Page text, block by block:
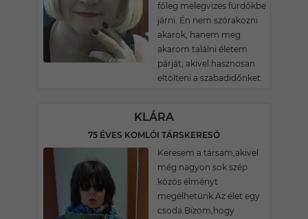
főleg melegvizes fürdőkbe
járni. Én nem szórakozni
akarok, hanem meg
akarom találni életem
párját, akivel hasznosan
eltölteni a szabadidőnket.
KLÁRA
75 ÉVES KOMLÓI TÁRSKERESŐ
Keresem a társam,akivel
még nagyon sok szép
közös élményt
megélhetünk.Az élet egy
csoda.Bízom,hogy